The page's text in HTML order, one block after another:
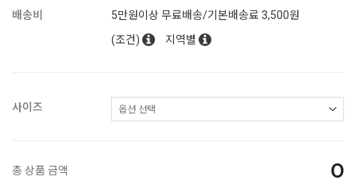
배송비
5만원이상 무료배송/기본배송료 3,500원
(조건)
지역별
사이즈
총 상품 금액 0